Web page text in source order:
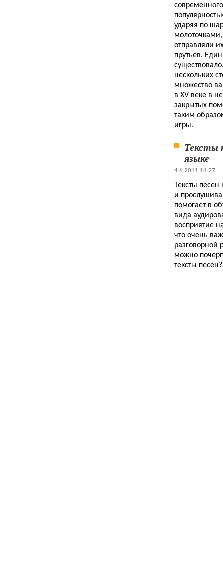
ударяя по
молоточками,
отправляли
прутьев.
нескольких
множество
в XV веке в
закрытых
таким
игры.
Тексты
языке
4.6.2011 18:27
Тексты песен
и
помогает в
вида
восприятие
что очень
разговорной
можно
тексты песен?